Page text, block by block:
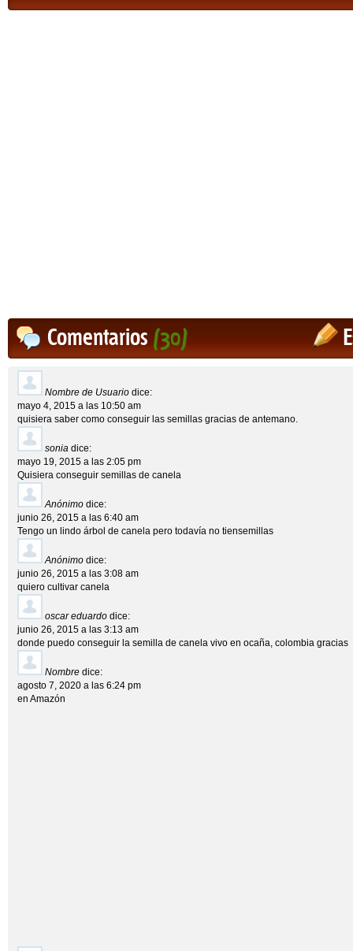
Comentarios(30)
Nombre de Usuario dice:
mayo 4, 2015 a las 10:50 am
quisiera saber como conseguir las semillas gracias de antemano.
sonia dice:
mayo 19, 2015 a las 2:05 pm
Quisiera conseguir semillas de canela
Anónimo dice:
junio 26, 2015 a las 6:40 am
Tengo un lindo árbol de canela pero todavía no tiensemillas
Anónimo dice:
junio 26, 2015 a las 3:08 am
quiero cultivar canela
oscar eduardo dice:
junio 26, 2015 a las 3:13 am
donde puedo conseguir la semilla de canela vivo en ocaña, colombia gracias
Nombre dice:
agosto 7, 2020 a las 6:24 pm
en Amazón